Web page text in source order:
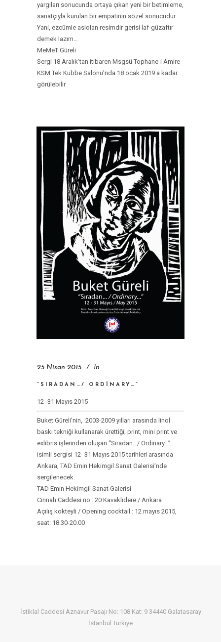
yargıları sonucunda ortaya çıkan yeni bir betimleme,
sanatçıyla kurulan bir empatinin sözel sonucudur.
Yani, ezcümle aslolan resimdir gerisi laf-güzaftır
demek lazım…
MeMeT Güreli
Sergi 18 Aralık’tan itibaren Msgsü Tophane-i Amire
KSM Tek Kubbe Salonu’nda 18 ocak 2019 a kadar
görülebilir
25 Nisan 2015 In
“SIRADAN…/ ORDINARY…”
12- 31 Mayıs 2015
Buket Güreli’nin, 2003-2009 yılları arasında linol
baskı tekniği kullanarak ürettiği; print, mini print ve
exlibris işlerinden oluşan “Sıradan…/ Ordinary…”
isimli sergisi 12- 31 Mayıs 2015 tarihleri arasında
Ankara, TAD Emin Hekimgil Sanat Galerisi’nde
sergilenecek.
TAD Emin Hekimgil Sanat Galerisi
Cinnah Caddesi no : 20 Kavaklıdere / Ankara
Açılış kokteyli / Opening cocktail : 12 mayıs 2015,
saat: 18.30-20.00
İstiklal Caddesi Aznavur Pasajı No: 108 Kat: 9 34440 Galatasaray
İstanbul Türkiye